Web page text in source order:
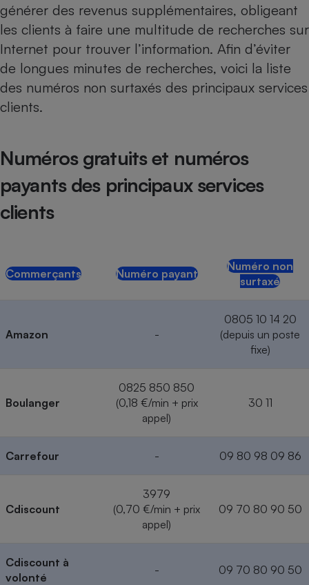
générer des revenus supplémentaires, obligeant
les clients à faire une multitude de recherches sur
Internet pour trouver l’information. Afin d’éviter
de longues minutes de recherches, voici la liste
des numéros non surtaxés des principaux services
clients.
Numéros gratuits et numéros
payants des principaux services
clients
Commerçants Numéro payant
Numéro non
surtaxé
Amazon -
0805 10 14 20
(depuis un poste
fixe)
Boulanger
0825 850 850
(0,18 €/min + prix
appel)
30 11
Carrefour - 09 80 98 09 86
Cdiscount
3979
(0,70 €/min + prix
appel)
09 70 80 90 50
Cdiscount à
volonté
- 09 70 80 90 50
Robot ménager